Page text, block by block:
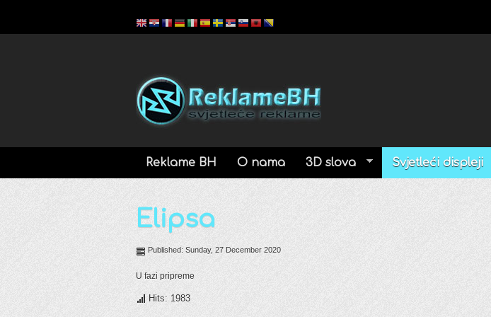
Reklame BH O nama 3D slova Svjetleći displeji
Elipsa
Published: Sunday, 27 December 2020
U fazi pripreme
Hits: 1983